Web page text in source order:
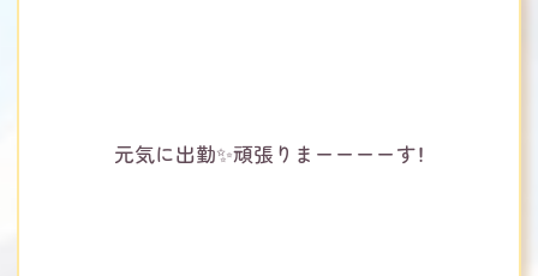
元気に出勤✨️頑張りまーーーーす！